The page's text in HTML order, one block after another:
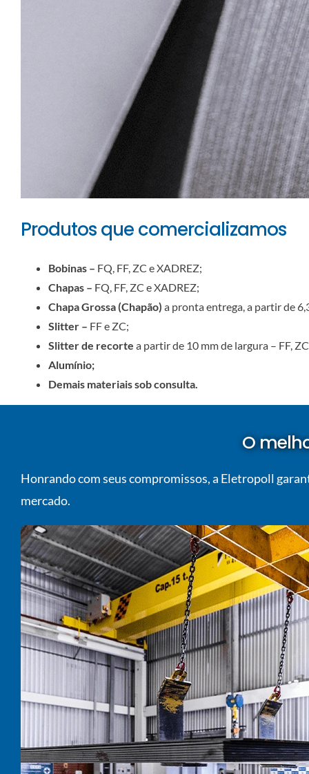
Produtos que comercializamos
Bobinas – FQ, FF, ZC e XADREZ;
Chapas – FQ, FF, ZC e XADREZ;
Chapa Grossa (Chapão) a pronta entrega, a partir de
Slitter – FF e ZC;
Slitter de recorte a partir de 10 mm de largura – FF,
Alumínio;
Demais materiais sob consulta.
O
Honrando com seus compromissos, a Eletropoll
mercado.